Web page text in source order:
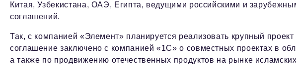
Китая, Узбекистана, ОАЭ, Египта, ведущими российскими и
соглашений.
Так, с компанией «Элемент» планируется реализовать крупный
соглашение заключено с компанией «1С» о совместных проектах в
а также по продвижению отечественных продуктов на рынке